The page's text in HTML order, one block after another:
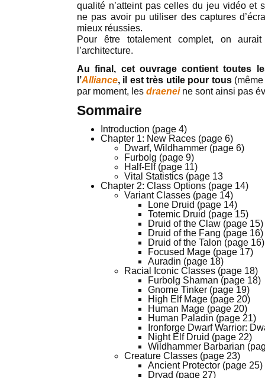
qualité n’atteint pas celles du jeu vidéo et
ne pas avoir pu utiliser des captures
mieux réussies.
Pour être totalement complet, on
l’architecture.
Au final, cet ouvrage contient toutes
l’Alliance, il est très utile pour tous(même
par moment, les draenei ne sont ainsi pas
Sommaire
Introduction (page 4)
Chapter 1: New Races (page 6)
Dwarf, Wildhammer (page 6)
Furbolg (page 9)
Half-Elf (page 11)
Vital Statistics (page 13
Chapter 2: Class Options (page 14)
Variant Classes (page 14)
Lone Druid (page 14)
Totemic Druid (page 15)
Druid of the Claw (page 15)
Druid of the Fang (page 16)
Druid of the Talon (page 16)
Focused Mage (page 17)
Auradin (page 18)
Racial Iconic Classes (page 18)
Furbolg Shaman (page 18)
Gnome Tinker (page 19)
High Elf Mage (page 20)
Human Mage (page 20)
Human Paladin (page 21)
Ironforge Dwarf Warrior:
Night Elf Druid (page 22)
Wildhammer Barbarian
Creature Classes (page 23)
Ancient Protector (page 25)
Dryad (page 27)